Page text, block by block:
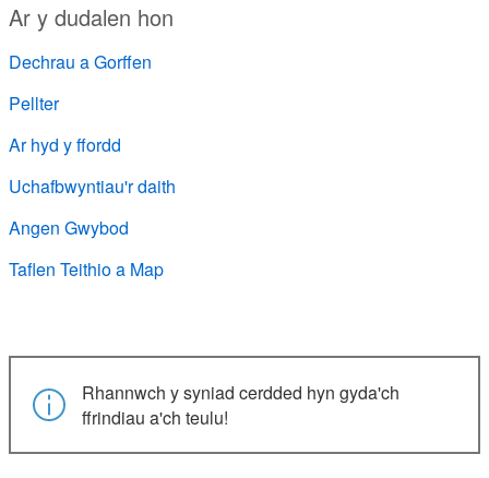
Ar y dudalen hon
Dechrau a Gorffen
Pellter
Ar hyd y ffordd
Uchafbwyntiau'r daith
Angen Gwybod
Taflen Teithio a Map
Rhannwch y syniad cerdded hyn gyda'ch
ffrindiau a'ch teulu!